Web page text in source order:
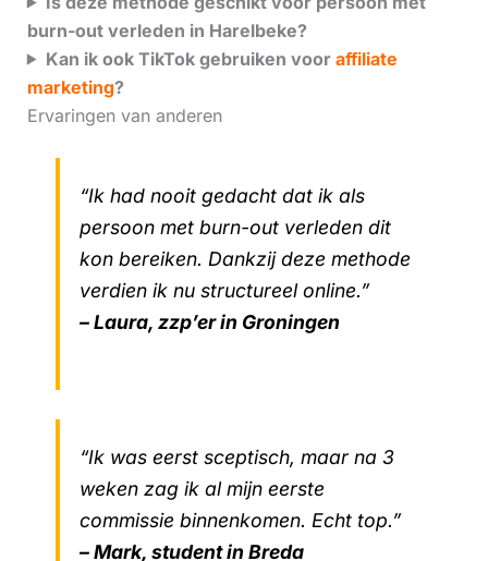
burn-out verleden in Harelbeke?
Kan ik ook TikTok gebruiken voor affiliate
marketing?
Ervaringen van anderen
“Ik had nooit gedacht dat ik als
persoon met burn-out verleden dit
kon bereiken. Dankzij deze methode
verdien ik nu structureel online.”
– Laura, zzp’er in Groningen
“Ik was eerst sceptisch, maar na 3
weken zag ik al mijn eerste
commissie binnenkomen. Echt top.”
– Mark, student in Breda